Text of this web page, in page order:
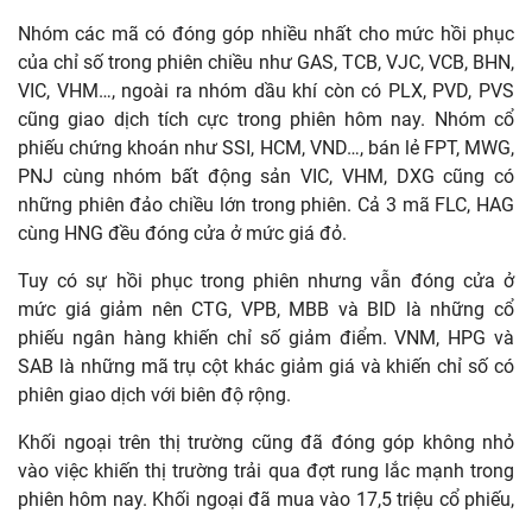
Nhóm các mã có đóng góp nhiều nhất cho mức hồi phục
của chỉ số trong phiên chiều như GAS, TCB, VJC, VCB, BHN,
VIC, VHM…, ngoài ra nhóm dầu khí còn có PLX, PVD, PVS
cũng giao dịch tích cực trong phiên hôm nay. Nhóm cổ
phiếu chứng khoán như SSI, HCM, VND…, bán lẻ FPT, MWG,
PNJ cùng nhóm bất động sản VIC, VHM, DXG cũng có
những phiên đảo chiều lớn trong phiên. Cả 3 mã FLC, HAG
cùng HNG đều đóng cửa ở mức giá đỏ.
Tuy có sự hồi phục trong phiên nhưng vẫn đóng cửa ở
mức giá giảm nên CTG, VPB, MBB và BID là những cổ
phiếu ngân hàng khiến chỉ số giảm điểm. VNM, HPG và
SAB là những mã trụ cột khác giảm giá và khiến chỉ số có
phiên giao dịch với biên độ rộng.
Khối ngoại trên thị trường cũng đã đóng góp không nhỏ
vào việc khiến thị trường trải qua đợt rung lắc mạnh trong
phiên hôm nay. Khối ngoại đã mua vào 17,5 triệu cổ phiếu,